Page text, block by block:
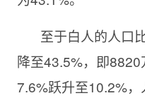
至于白人的人口
降至43.5%，即
7.6%跃升至10.2%，